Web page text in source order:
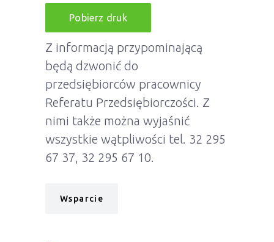
Pobierz druk
Z informacją przypominającą
będą dzwonić do
przedsiębiorców pracownicy
Referatu Przedsiębiorczości. Z
nimi także można wyjaśnić
wszystkie wątpliwości tel. 32 295
67 37, 32 295 67 10.
Wsparcie